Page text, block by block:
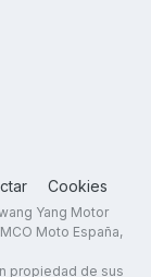
Cookies
Yang Motor
Moto España,
propiedad de sus